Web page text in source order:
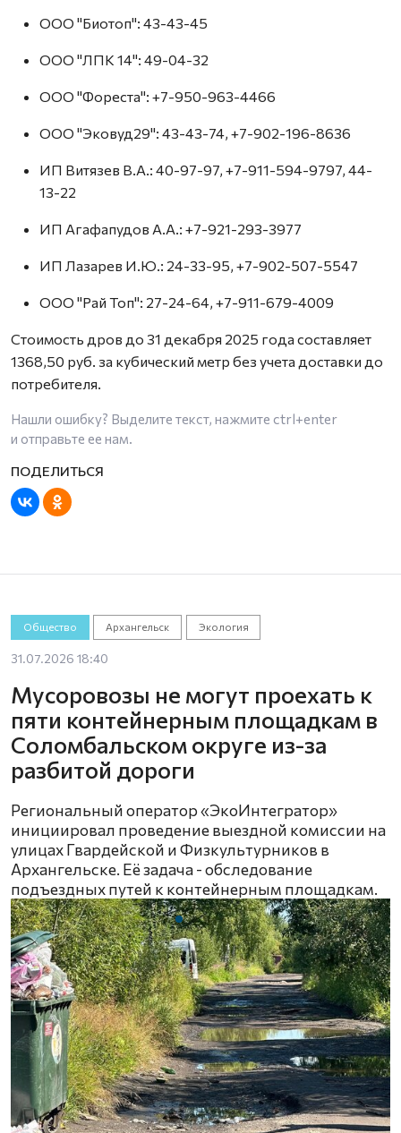
ООО "Биотоп": 43-43-45
ООО "ЛПК 14": 49-04-32
ООО "Фореста": +7-950-963-4466
ООО "Эковуд29": 43-43-74, +7-902-196-8636
ИП Витязев В.А.: 40-97-97, +7-911-594-9797, 44-
13-22
ИП Агафапудов А.А.: +7-921-293-3977
ИП Лазарев И.Ю.: 24-33-95, +7-902-507-5547
ООО "Рай Топ": 27-24-64, +7-911-679-4009
Стоимость дров до 31 декабря 2025 года составляет
1368,50 руб. за кубический метр без учета доставки до
потребителя.
Нашли ошибку? Выделите текст, нажмите ctrl+enter
и отправьте ее нам.
Общество Архангельск Экология
31.07.2026 18:40
Мусоровозы не могут проехать к
пяти контейнерным площадкам в
Соломбальском округе из-за
разбитой дороги
Региональный оператор «ЭкоИнтегратор»
инициировал проведение выездной комиссии на
улицах Гвардейской и Физкультурников в
Архангельске. Её задача - обследование
подъездных путей к контейнерным площадкам.